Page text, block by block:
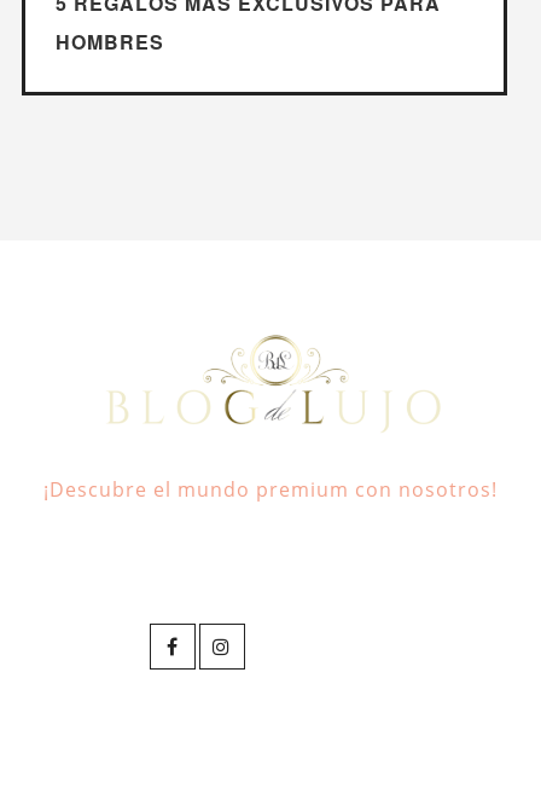
HOMBRES
¡Descubre el mundo premium con nosotros!